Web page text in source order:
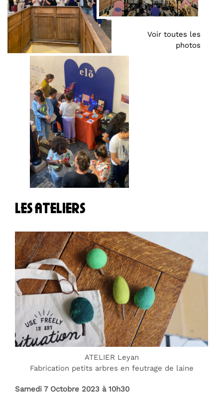
Voir toutes les
photos
les ateliers
ATELIER Leyan
Fabrication petits arbres en feutrage de laine
Samedi 7 Octobre 2023 à 10h30